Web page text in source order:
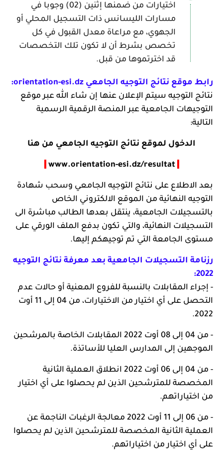
اختيارات من ضمنها إثنين (02) وجوبا في
مسارات الليسانس ذات التسجيل المحلي أو
الجهوي، مع مراعاة معدل القبول في كل
تخصص بشرط أن لا تكون تلك التخصصات
قد اخترتموها من قبل.
رابط موقع نتائج التوجيه الجامعي orientation-esi.dz:
نتائج التوجيه سيتم الإعلان عنها إن شاء الله عبر موقع
التوجيهات الجامعية عبر المنصة الرقمية الرسمية
التالية:
الدخول لموقع نتائج التوجيه الجامعي من هنا
www.orientation-esi.dz/resultat
بعد الاطلاع على نتائج التوجيه الجامعي وسحب شهادة
التوجيه النهائية من الموقع الالكتروني الخاص
بالتسجيلات الجامعية، ينتقل بعدها الطالب مباشرة الى
التسجيلات النهائية، والتي تكون بدفع الملف الورقي على
مستوى الجامعة التي تم توجيهكم إليها.
رزنامة التسجيلات الجامعية بعد معرفة نتائج التوجيه
2022:
- إجراء المقابلات بالنسبة للفروع المعنية أو حالات عدم
التحصل على أي اختيار من الاختيارات، من 04 إلى 11 أوت
2022.
- من 04 إلى 08 أوت 2022 المقابلات الخاصة بالمرشحين
الموجهين إلى المدارس العليا للأساتذة.
- من 04 إلى 06 أوت 2022 انطلاق العملية الثانية
المخصصة للمترشحين الذين لم يحصلوا على أي اختيار
من اختياراتهم.
- من 06 إلى 11 أوت 2022 معالجة الرغبات الناجمة عن
العملية الثانية المخصصة للمترشحين الذين لم يحصلوا
على أي اختيار من اختياراتهم.